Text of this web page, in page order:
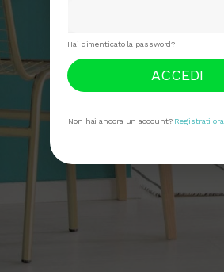
Hai dimenticato la password?
ACCEDI
Non hai ancora un account? Registrati ora